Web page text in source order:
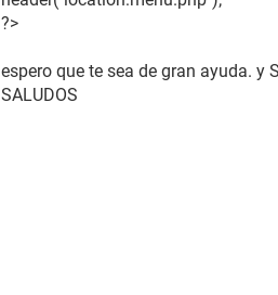
?>
espero que te sea de gran ayuda. y
SALUDOS